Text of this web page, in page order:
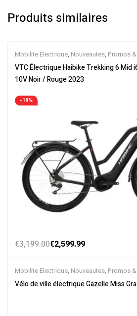
Produits similaires
Mobilite Electrique, Nouveautes, Promos
ville,Velos Electriques,VTC Electrique
VTC Électrique Haibike Trekking 6 Mid
10V Noir / Rouge 2023
-19%
€3,199.00€2,599.99
Mobilite Electrique, Nouveautes, Promos
électrique,Vélo électrique ville,Velos
Vélo de ville électrique Gazelle Miss